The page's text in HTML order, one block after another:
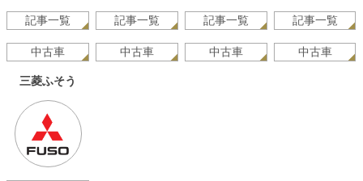
記事一覧
中古車
記事一覧
中古車
記事一覧
中古車
記事一覧
中古車
三菱ふそう